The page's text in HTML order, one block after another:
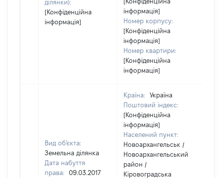
ділянки):
[Конфіденційна
інформація]
інформація]
Номер корпусу:
[Конфіденційна
інформація]
Номер квартири:
[Конфіденційна
інформація]
Вид об'єкта:
Земельна ділянка
Дата набуття
права:
09.03.2017
Країна:
Україна
Поштовий індекс:
[Конфіденційна
інформація]
Населений пункт:
Новоархангельськ /
Новоархангельський
район /
Кіровоградська